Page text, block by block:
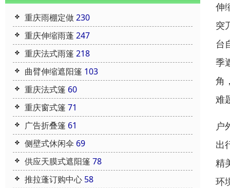
重庆雨棚定做230
重庆伸缩雨蓬247
重庆法式雨篷 218
曲臂伸缩遮阳篷 103
重庆法式篷 60
重庆窗式篷 71
广告折叠篷 61
侧壁式休闲伞 69
供应天膜式遮阳篷 78
推拉蓬订购中心 58
伸
突
台
季
角
难
户
出
精
环